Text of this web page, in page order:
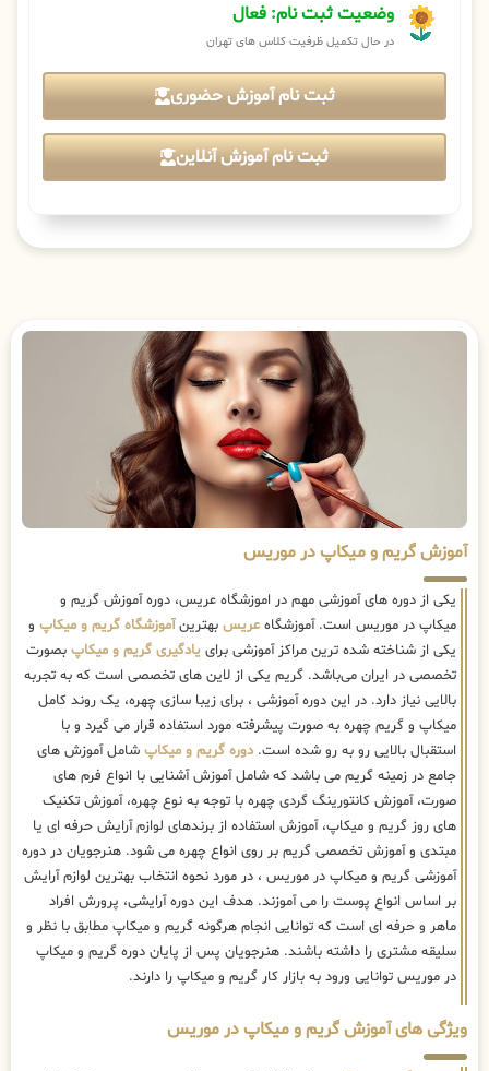
وضعیت ثبت نام: فعال
در حال تکمیل ظرفیت کلاس های تهران
ثبت نام آموزش حضوری
ثبت نام آموزش آنلاین
آموزش گریم و میکاپ در موریس
یکی از دوره های آموزشی مهم در اموزشگاه عریس، دوره آموزش گریم و
میکاپ در موریس است. آموزشگاه عریس بهترینآموزشگاه گریم و میکاپ و
یکی از شناخته شده ترین مراکز آموزشی برای یادگیری گریم و میکاپ بصورت
تخصصی در ایران می‌باشد. گریم یکی از لاین های تخصصی است که به تجربه
بالایی نیاز دارد. در این دوره آموزشی ، برای زیبا سازی چهره، یک روند کامل
میکاپ و گریم چهره به صورت پیشرفته مورد استفاده قرار می گیرد و با
استقبال بالایی رو به رو شده است.دوره گریم و میکاپ شامل آموزش های
جامع در زمینه گریم می باشد که شامل آموزش آشنایی با انواع فرم های
صورت، آموزش کانتورینگ گردی چهره با توجه به نوع چهره، آموزش تکنیک
های روز گریم و میکاپ، آموزش استفاده از برندهای لوازم آرایش حرفه ای یا
مبتدی و آموزش تخصصی گریم بر روی انواع چهره می شود. هنرجویان در دوره
آموزشی گریم و میکاپ در موریس ، در مورد نحوه انتخاب بهترین لوازم آرایش
بر اساس انواع پوست را می آموزند. هدف این دوره آرایشی، پرورش افراد
ماهر و حرفه ای است که توانایی انجام هرگونه گریم و میکاپ مطابق با نظر و
سلیقه مشتری را داشته باشند. هنرجویان پس از پایان دوره گریم و میکاپ
در موریس توانایی ورود به بازار کار گریم و میکاپ را دارند.
ویژگی های آموزش گریم و میکاپ در موریس